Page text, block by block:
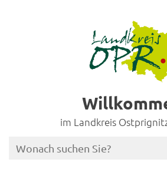
im Landkreis